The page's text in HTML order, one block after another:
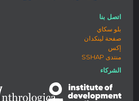
اتصل بنا
بلو سكاي
صفحة لينكدان
إكس
منتدى SSHAP
الشركاء